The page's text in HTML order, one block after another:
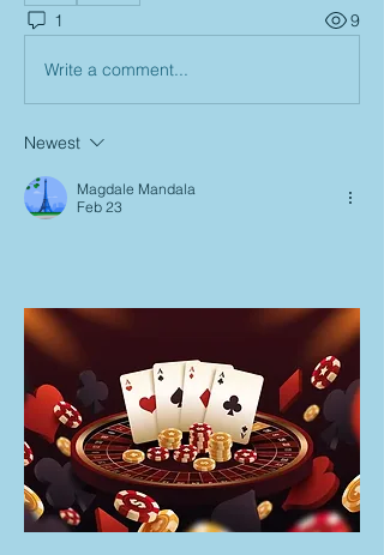
1 9
Write a comment...
Newest
Magdale Mandala
Feb 23